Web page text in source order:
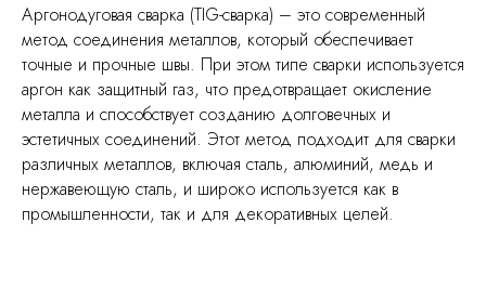
Аргонодуговая сварка (TIG-сварка) – это современный
метод соединения металлов, который обеспечивает
точные и прочные швы. При этом типе сварки используется
аргон как защитный газ, что предотвращает окисление
металла и способствует созданию долговечных и
эстетичных соединений. Этот метод подходит для сварки
различных металлов, включая сталь, алюминий, медь и
нержавеющую сталь, и широко используется как в
промышленности, так и для декоративных целей.